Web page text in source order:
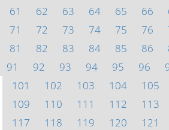
61
62 63 64 65 66
71
72 73 74 75 76
81
82 83 84 85 86
91
92 93 94 95 96
101
102 103 104 105
109
110 111 112 113
117
118 119 120 121